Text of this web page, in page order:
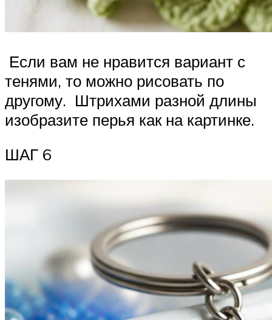
Если вам не нравится вариант с
тенями, то можно рисовать по
другому. Штрихами разной длины
изобразите перья как на картинке.
ШАГ 6